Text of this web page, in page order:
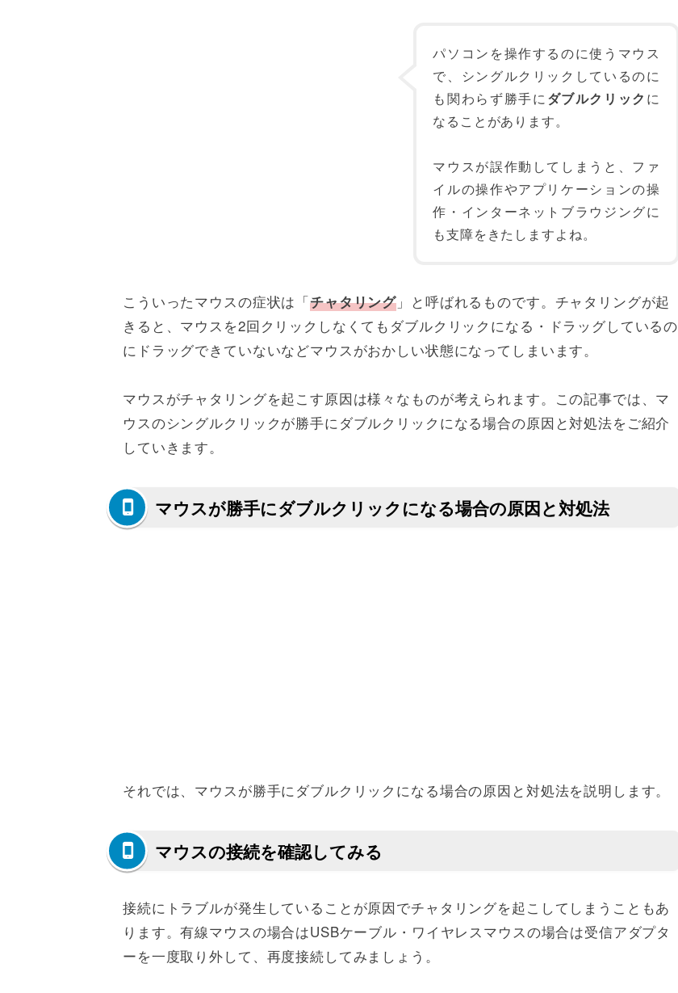
パソコンを操作するのに使うマウス
で、シングルクリックしているのに
も関わらず勝手にダブルクリック に
なることがあります。
マウスが誤作動してしまうと、ファ
イルの操作やアプリケーションの操
作・インターネットブラウジングに
も支障をきたしますよね。
こういったマウスの症状は「チャタリング 」と呼ばれるものです。チャタリングが起
きると、マウスを2回クリックしなくてもダブルクリックになる・ドラッグしているの
にドラッグできていないなどマウスがおかしい状態になってしまいます。
マウスがチャタリングを起こす原因は様々なものが考えられます。この記事では、マ
ウスのシングルクリックが勝手にダブルクリックになる場合の原因と対処法をご紹介
していきます。
マウスが勝手にダブルクリックになる場合の原因と対処法
それでは、マウスが勝手にダブルクリックになる場合の原因と対処法を説明します。
マウスの接続を確認してみる
接続にトラブルが発生していることが原因でチャタリングを起こしてしまうこともあ
ります。有線マウスの場合はUSBケーブル・ワイヤレスマウスの場合は受信アダプタ
ーを一度取り外して、再度接続してみましょう。